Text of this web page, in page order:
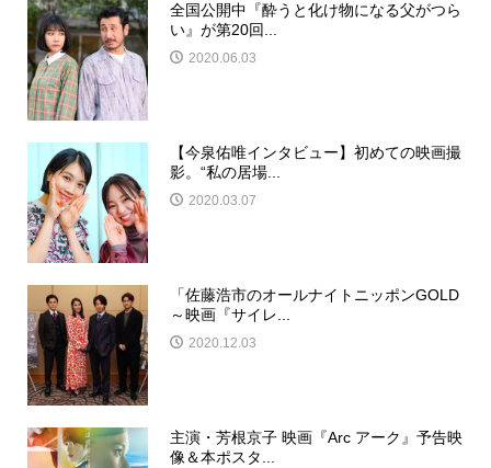
全国公開中『酔うと化け物になる父がつら
い』が第20回...
2020.06.03
【今泉佑唯インタビュー】初めての映画撮
影。“私の居場...
2020.03.07
「佐藤浩市のオールナイトニッポンGOLD
～映画『サイレ...
2020.12.03
主演・芳根京子 映画『Arc アーク』予告映
像＆本ポスタ...